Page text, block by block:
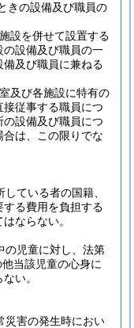
きの設備及び職員の
設を併せて設置する
の設備及び職員の一
及び職員に兼ねる
及び各施設に特有の
従事する職員につ
の設備及び職員につ
は、この限りでな
ている者の国籍、
る費用を負担する
ならない。
の児童に対し、法第
当該児童の心身に
い。
災害の発生時におい